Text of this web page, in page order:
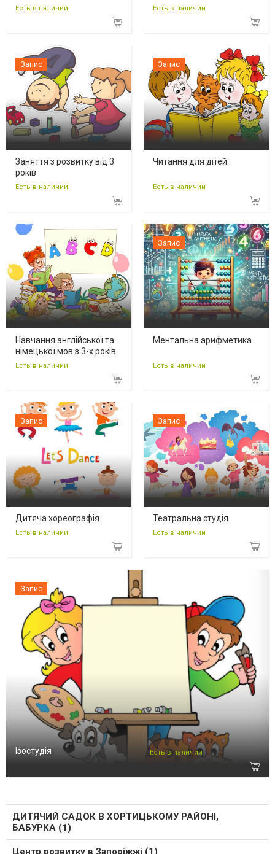
Есть в наличии Есть в наличии
Запис
Заняття з розвитку від 3
років
Есть в наличии
Запис
Читання для дітей
Есть в наличии
Навчання англійської та
німецької мов з 3-х років
Есть в наличии
Запис
Ментальна арифметика
Есть в наличии
Запис
Дитяча хореографія
Есть в наличии
Запис
Театральна студія
Есть в наличии
Запис
Ізостудія Есть в наличии
ДИТЯЧИЙ САДОК В ХОРТИЦЬКОМУ РАЙОНІ,
БАБУРКА (1)
Центр розвитку в Запоріжжі (1)